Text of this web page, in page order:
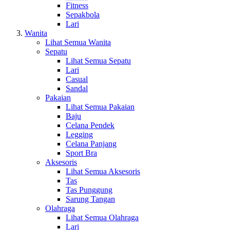
Fitness
Sepakbola
Lari
Wanita
Lihat Semua Wanita
Sepatu
Lihat Semua Sepatu
Lari
Casual
Sandal
Pakaian
Lihat Semua Pakaian
Baju
Celana Pendek
Legging
Celana Panjang
Sport Bra
Aksesoris
Lihat Semua Aksesoris
Tas
Tas Punggung
Sarung Tangan
Olahraga
Lihat Semua Olahraga
Lari